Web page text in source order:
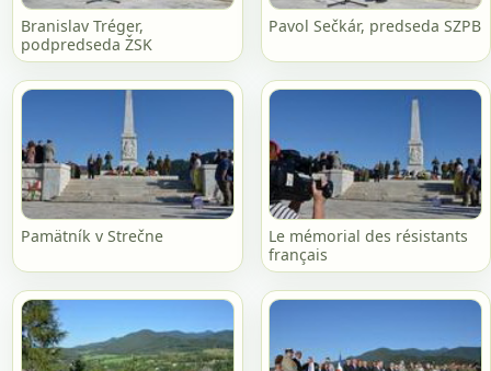
Branislav Tréger,
podpredseda ŽSK
Pavol Sečkár, predseda SZPB
Pamätník v Strečne
Le mémorial des résistants
français